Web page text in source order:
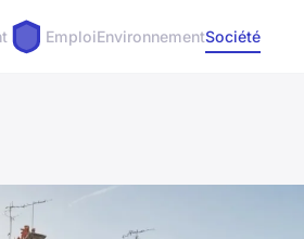
EmploiEnvironnementSociété